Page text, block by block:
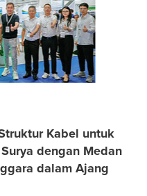
Kabel untuk
dengan Medan
dalam Ajang